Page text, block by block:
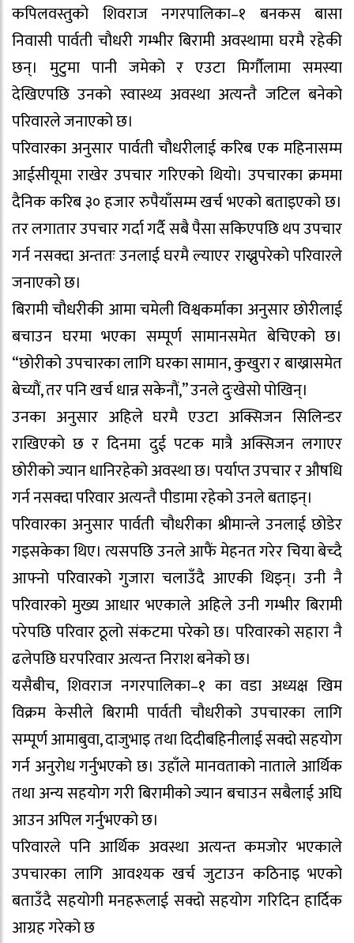
कपिलवस्तुको शिवराज नगरपालिका–१ बनकस बासा
निवासी पार्वती चौधरी गम्भीर बिरामी अवस्थामा घरमै रहेकी
छन्। मुटुमा पानी जमेको र एउटा मिर्गौलामा समस्या
देखिएपछि उनको स्वास्थ्य अवस्था अत्यन्तै जटिल बनेको
परिवारले जनाएको छ।
परिवारका अनुसार पार्वती चौधरीलाई करिब एक महिनासम्म
आईसीयूमा राखेर उपचार गरिएको थियो। उपचारका क्रममा
दैनिक करिब ३० हजार रुपैयाँसम्म खर्च भएको बताइएको छ।
तर लगातार उपचार गर्दा गर्दै सबै पैसा सकिएपछि थप उपचार
गर्न नसक्दा अन्ततः उनलाई घरमै ल्याएर राख्नुपरेको परिवारले
जनाएको छ।
बिरामी चौधरीकी आमा चमेली विश्वकर्माका अनुसार छोरीलाई
बचाउन घरमा भएका सम्पूर्ण सामानसमेत बेचिएको छ।
“छोरीको उपचारका लागि घरका सामान, कुखुरा र बाख्रासमेत
बेच्यौं, तर पनि खर्च धान्न सकेनौं,” उनले दुःखेसो पोखिन्।
उनका अनुसार अहिले घरमै एउटा अक्सिजन सिलिन्डर
राखिएको छ र दिनमा दुई पटक मात्रै अक्सिजन लगाएर
छोरीको ज्यान धानिरहेको अवस्था छ। पर्याप्त उपचार र औषधि
गर्न नसक्दा परिवार अत्यन्तै पीडामा रहेको उनले बताइन्।
परिवारका अनुसार पार्वती चौधरीका श्रीमान्ले उनलाई छोडेर
गइसकेका थिए। त्यसपछि उनले आफैं मेहनत गरेर चिया बेच्दै
आफ्नो परिवारको गुजारा चलाउँदै आएकी थिइन्। उनी नै
परिवारको मुख्य आधार भएकाले अहिले उनी गम्भीर बिरामी
परेपछि परिवार ठूलो संकटमा परेको छ। परिवारको सहारा नै
ढलेपछि घरपरिवार अत्यन्त निराश बनेको छ।
यसैबीच, शिवराज नगरपालिका–१ का वडा अध्यक्ष खिम
विक्रम केसीले बिरामी पार्वती चौधरीको उपचारका लागि
सम्पूर्ण आमाबुवा, दाजुभाइ तथा दिदीबहिनीलाई सक्दो सहयोग
गर्न अनुरोध गर्नुभएको छ। उहाँले मानवताको नाताले आर्थिक
तथा अन्य सहयोग गरी बिरामीको ज्यान बचाउन सबैलाई अघि
आउन अपिल गर्नुभएको छ।
परिवारले पनि आर्थिक अवस्था अत्यन्त कमजोर भएकाले
उपचारका लागि आवश्यक खर्च जुटाउन कठिनाइ भएको
बताउँदै सहयोगी मनहरूलाई सक्दो सहयोग गरिदिन हार्दिक
आग्रह गरेको छ